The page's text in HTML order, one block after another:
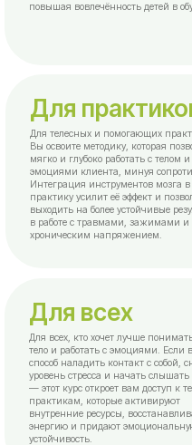
Для
эмоциями клиента, минуя
Для всех, кто хочет лучше понимать
тело и работать с эмоциями. Если вы
способ наладить контакт с собой,
уровень стресса и начать слышать
— этот курс откроет вам доступ к
практикам, которые активируют
внутренние ресурсы, восстанавливают
Для всех
Для специалистов помогающих
Курс позволит вам работать с
эффективнее, предлагая телесно-
эмоциональные решения, когда слов
недостаточно. Вы получите набор
упражнений, которые можно
консультациях для снятия
регуляции состояния и стабилизации